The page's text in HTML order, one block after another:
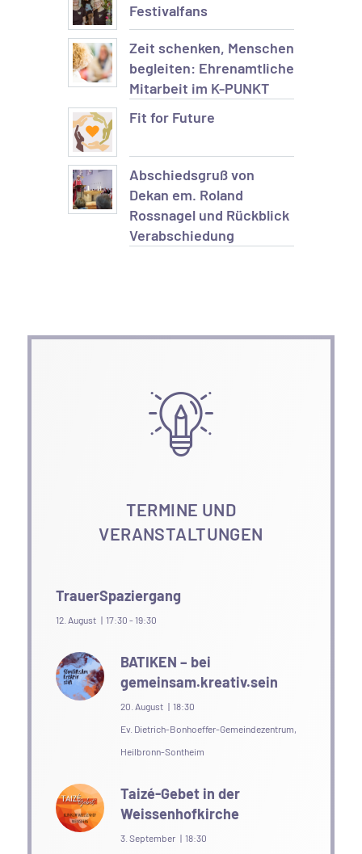
Festivalfans
Zeit schenken, Menschen
begleiten: Ehrenamtliche
Mitarbeit im K-PUNKT
Fit for Future
Abschiedsgruß von
Dekan em. Roland
Rossnagel und Rückblick
Verabschiedung
TERMINE UND
VERANSTALTUNGEN
TrauerSpaziergang
12. August | 17:30 - 19:30
BATIKEN – bei
gemeinsam.kreativ.sein
20. August | 18:30
Ev. Dietrich-Bonhoeffer-Gemeindezentrum,
Heilbronn-Sontheim
Taizé-Gebet in der
Weissenhofkirche
3. September | 18:30